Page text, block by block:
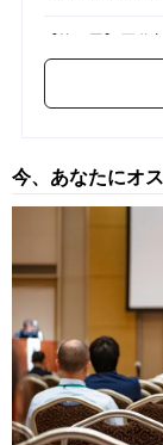
の落とし穴【弁護
【第15回】 いい
【第14回】 賃貸
今、あなたにオ